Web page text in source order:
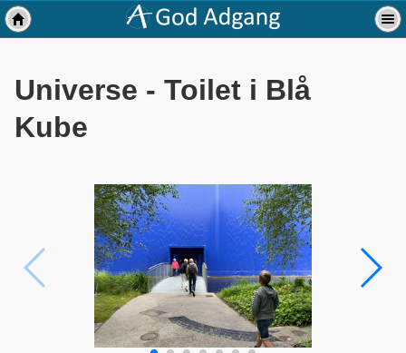
Universe - Toilet i Blå
Kube